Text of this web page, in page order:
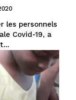
les personnels
Covid-19, a